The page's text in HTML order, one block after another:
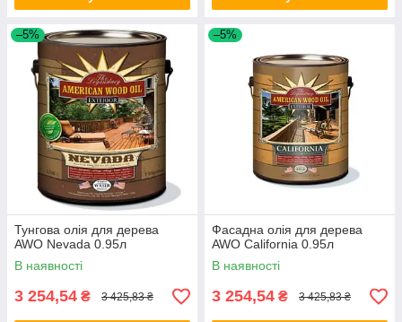
–5%
Тунгова олія для дерева
AWO Nevada 0.95л
В наявності
3 254,54 ₴ 3 425,83 ₴
–5%
Фасадна олія для дерева
AWO California 0.95л
В наявності
3 254,54 ₴ 3 425,83 ₴